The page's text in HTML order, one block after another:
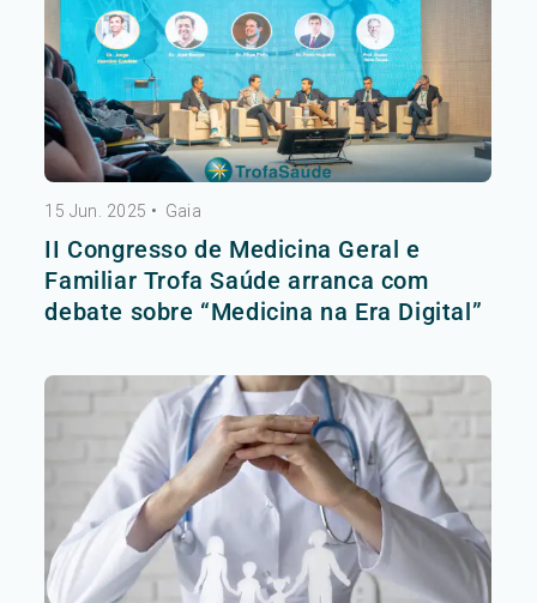
15 Jun. 2025 • Gaia
II Congresso de Medicina Geral e
Familiar Trofa Saúde arranca com
debate sobre “Medicina na Era Digital”